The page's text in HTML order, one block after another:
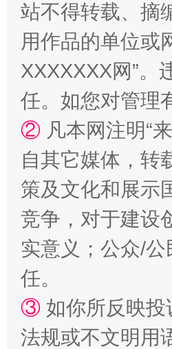
站不得转载、摘
用作品的单位或
XXXXXXX网”。
任。如您对管理
② 凡本网注明“
自其它媒体，转
策及文化和展示
竞争，对于建设
实意义；公众/
任。
③ 如你所反映
法规或不文明用